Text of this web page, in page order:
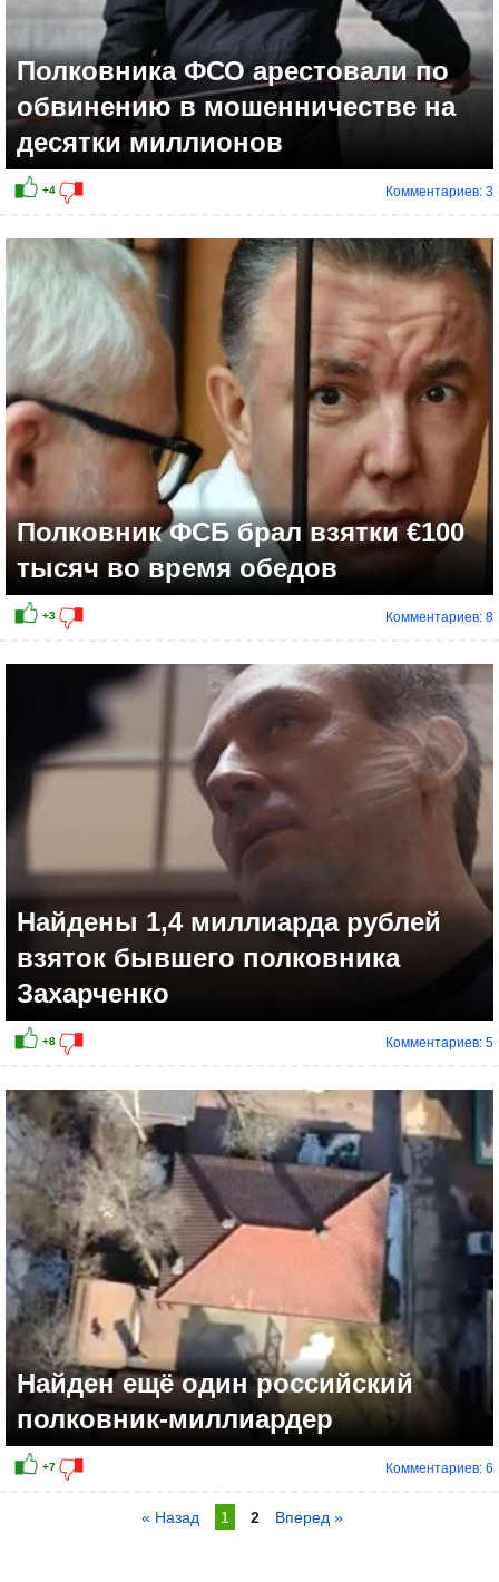
+12
Полковника ФСО арестовали по
обвинению в мошенничестве на
десятки миллионов
Комментариев: 3
Полковник ФСБ брал взятки €100
тысяч во время обедов
Комментариев: 8
Найдены 1,4 миллиарда рублей
взяток бывшего полковника
Захарченко
Комментариев: 5
Найден ещё один российский
полковник-миллиардер
Комментариев: 6
« Назад 1 2 Вперед »